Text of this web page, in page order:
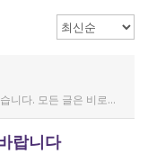
커뮤니티입니다. 포럼은 무료회원도 이용할 수 있습니다. 모든 글은 비로그인 사용자에게도 공개됩니다. 감사합니다.
랍니다